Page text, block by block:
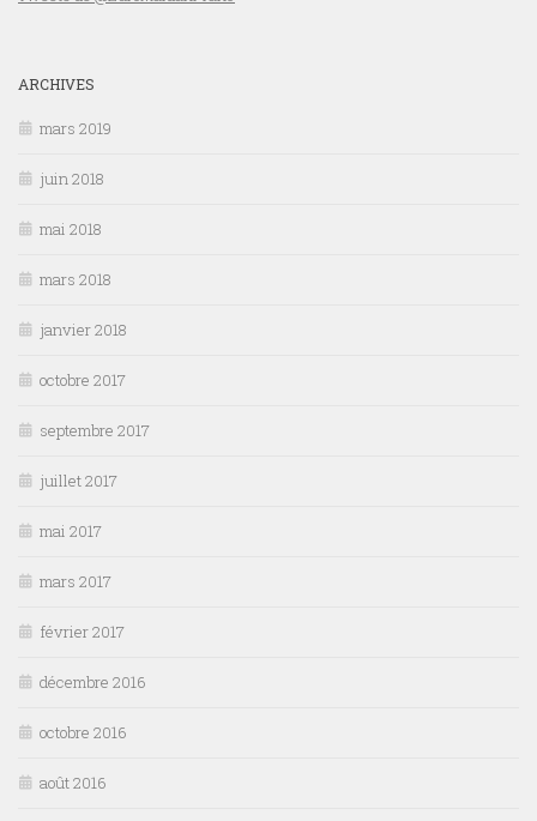
ARCHIVES
mars 2019
juin 2018
mai 2018
mars 2018
janvier 2018
octobre 2017
septembre 2017
juillet 2017
mai 2017
mars 2017
février 2017
décembre 2016
octobre 2016
août 2016